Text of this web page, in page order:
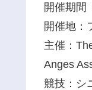
開催期間
開催地：
主催：
Anges
競技：シ